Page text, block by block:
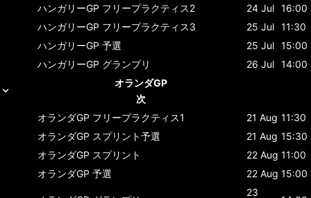
ハンガリーGP フリープラクティス2 24 Jul 16:00
ハンガリーGP フリープラクティス3 25 Jul 11:30
ハンガリーGP 予選 25 Jul 15:00
ハンガリーGP グランプリ 26 Jul 14:00
オランダGP
次
オランダGP フリープラクティス1 21 Aug 11:30
オランダGP スプリント予選 21 Aug 15:30
オランダGP スプリント 22 Aug 11:00
オランダGP 予選 22 Aug 15:00
23